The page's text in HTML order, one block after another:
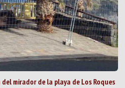
mirador de la playa de Los Roques